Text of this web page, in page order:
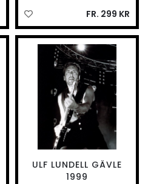
FR. 299 KR
ULF LUNDELL GÄVLE
1999